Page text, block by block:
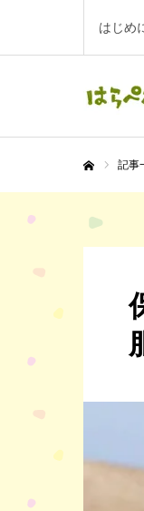
はじめ
記事